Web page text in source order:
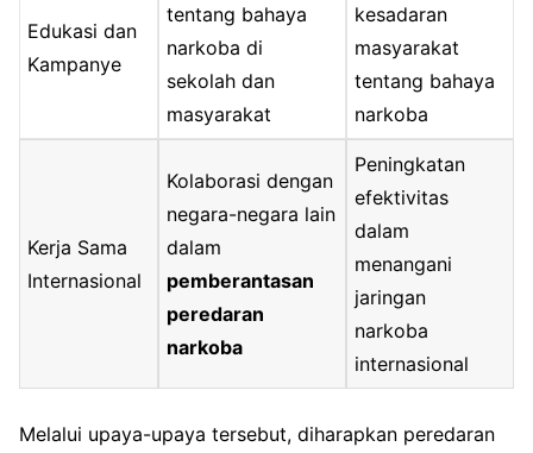
Edukasi dan
Kampanye
tentang bahaya
narkoba di
sekolah dan
masyarakat
kesadaran
masyarakat
tentang bahaya
narkoba
Kerja Sama
Internasional
Kolaborasi dengan
negara-negara lain
dalam
pemberantasan
peredaran
narkoba
Peningkatan
efektivitas
dalam
menangani
jaringan
narkoba
internasional
Melalui upaya-upaya tersebut, diharapkan peredaran